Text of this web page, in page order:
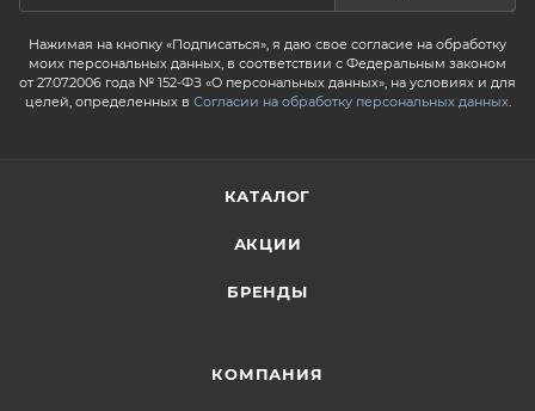
Нажимая на кнопку «Подписаться», я даю свое согласие на обработку
моих персональных данных, в соответствии с Федеральным законом
от 27.07.2006 года № 152-ФЗ «О персональных данных», на условиях и для
целей, определенных в Согласии на обработку персональных данных.
КАТАЛОГ
АКЦИИ
БРЕНДЫ
КОМПАНИЯ